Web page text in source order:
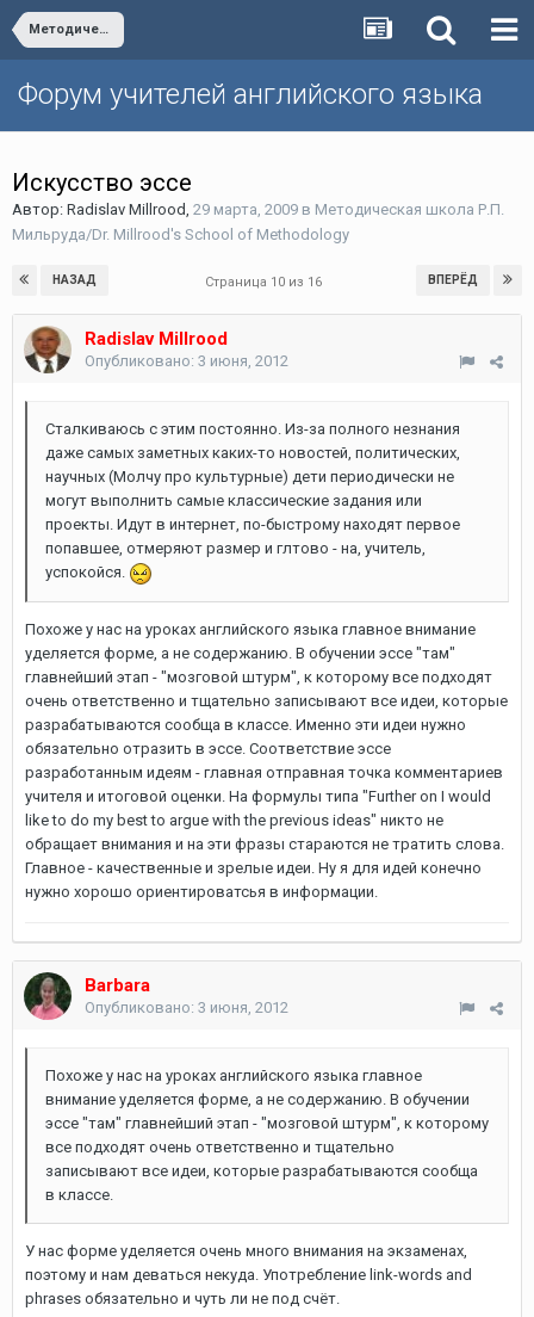
Методическая школа Р.П. Мильруда/Dr. Millrood's School of Methodology
Форум учителей английского языка
Искусство эссе
Автор: Radislav Millrood, 29 марта, 2009 в Методическая школа Р.П.
Мильруда/Dr. Millrood's School of Methodology
НАЗАД ВПЕРЁД
Страница 10 из 16
Radislav Millrood
Опубликовано: 3 июня, 2012
Сталкиваюсь с этим постоянно. Из-за полного незнания
даже самых заметных каких-то новостей, политических,
научных (Молчу про культурные) дети периодически не
могут выполнить самые классические задания или
проекты. Идут в интернет, по-быстрому находят первое
попавшее, отмеряют размер и глтово - на, учитель,
успокойся.
Похоже у нас на уроках английского языка главное внимание
уделяется форме, а не содержанию. В обучении эссе "там"
главнейший этап - "мозговой штурм", к которому все подходят
очень ответственно и тщательно записывают все идеи, которые
разрабатываются сообща в классе. Именно эти идеи нужно
обязательно отразить в эссе. Соответствие эссе
разработанным идеям - главная отправная точка комментариев
учителя и итоговой оценки. На формулы типа "Further on I would
like to do my best to argue with the previous ideas" никто не
обращает внимания и на эти фразы стараются не тратить слова.
Главное - качественные и зрелые идеи. Ну я для идей конечно
нужно хорошо ориентироватсья в информации.
Barbara
Опубликовано: 3 июня, 2012
Похоже у нас на уроках английского языка главное
внимание уделяется форме, а не содержанию. В обучении
эссе "там" главнейший этап - "мозговой штурм", к которому
все подходят очень ответственно и тщательно
записывают все идеи, которые разрабатываются сообща
в классе.
У нас форме уделяется очень много внимания на экзаменах,
поэтому и нам деваться некуда. Употребление link-words and
phrases обязательно и чуть ли не под счёт.